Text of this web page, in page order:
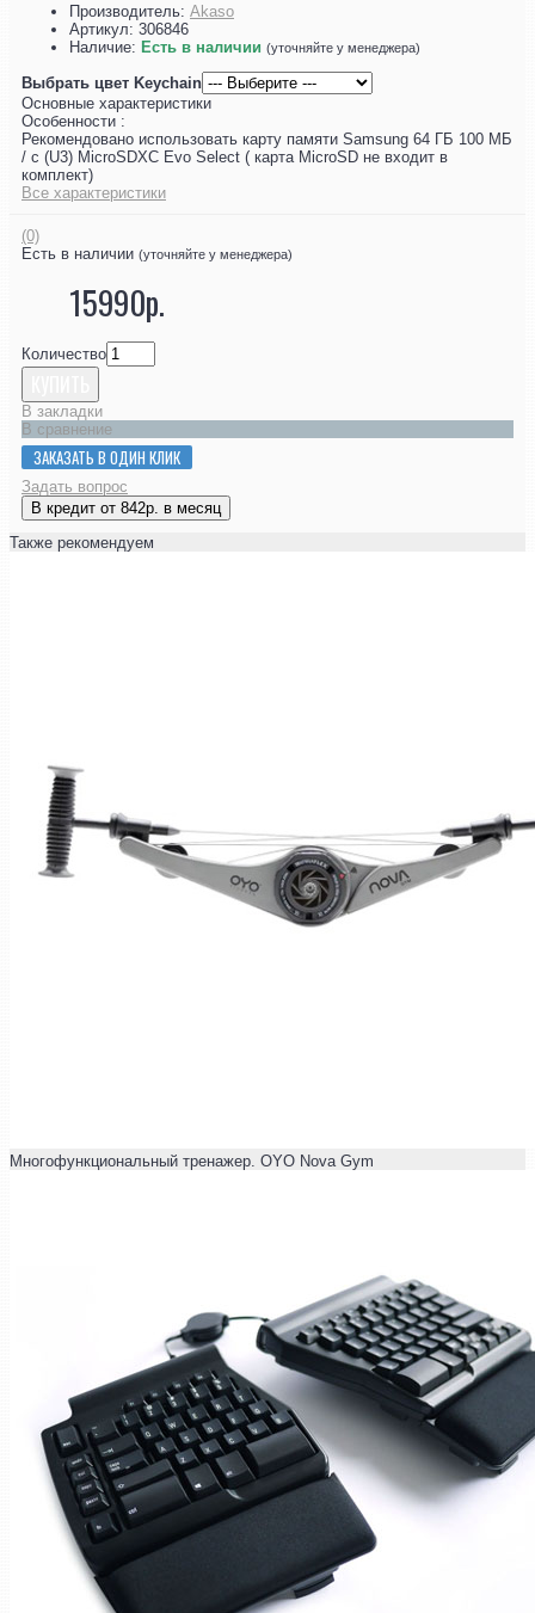
Производитель: Akaso
Артикул: 306846
Наличие: Есть в наличии (уточняйте у менеджера)
Выбрать цвет Keychain
Основные характеристики
Особенности :
Рекомендовано использовать карту памяти Samsung 64 ГБ 100 МБ
/ с (U3) MicroSDXC Evo Select ( карта MicroSD не входит в
комплект)
Все характеристики
(0)
Есть в наличии (уточняйте у менеджера)
15990р.
Количество
В закладки
В сравнение
ЗАКАЗАТЬ В ОДИН КЛИК
Задать вопрос
В кредит от 842р. в месяц
Также рекомендуем
Многофункциональный тренажер. OYO Nova Gym